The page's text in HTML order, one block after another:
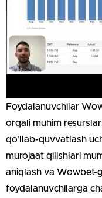
Foydalanuvchilar
orqali muhim
qo'llab-quvvatlash
murojaat qilishlari
aniqlash va Wowbet-
foydalanuvchilarga